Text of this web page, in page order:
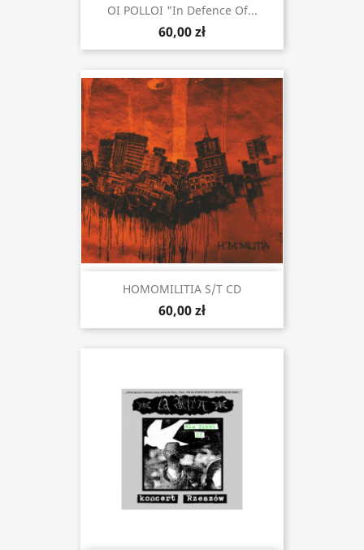
OI POLLOI "In Defence Of...
60,00 zł
HOMOMILITIA S/t CD
60,00 zł